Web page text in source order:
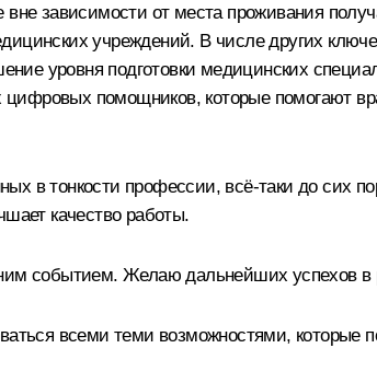
зависимости от места проживания
учреждений. В числе других
уровня подготовки медицинских
помощников, которые помогают
в тонкости профессии, всё-таки до сих
качество работы.
событием. Желаю дальнейших успехов в
всеми теми возможностями, которые